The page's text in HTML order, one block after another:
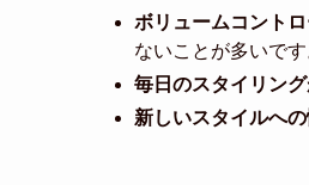
ボリュームコントロ
ないことが多いです
毎日のスタイリング
新しいスタイルへの